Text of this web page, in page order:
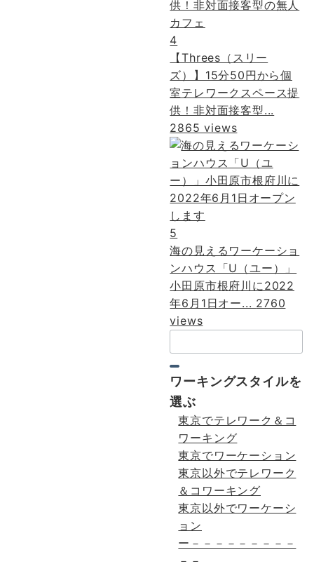
4
【Threes（スリー
ズ）】15分50円から個
室テレワークスペース提
供！非対面接客型...
2865 views
5
海の見えるワーケーショ
ンハウス「U（ユー）」
小田原市根府川に2022
年6月1日オー... 2760
views
索：
ワーキングスタイルを
選ぶ
東京でテレワーク＆コ
ワーキング
東京でワーケーション
東京以外でテレワーク
＆コワーキング
東京以外でワーケーシ
ョン
ー－－－－－－－－－
－－